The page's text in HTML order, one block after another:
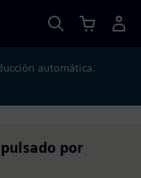
automática.
por